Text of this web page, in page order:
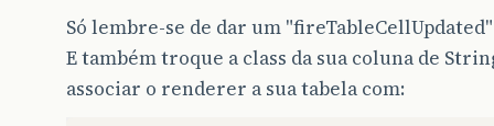
return
false;
return
true;
Só lembre-se de dar um
E também troque a class da sua coluna de
associar o renderer a sua tabela com: